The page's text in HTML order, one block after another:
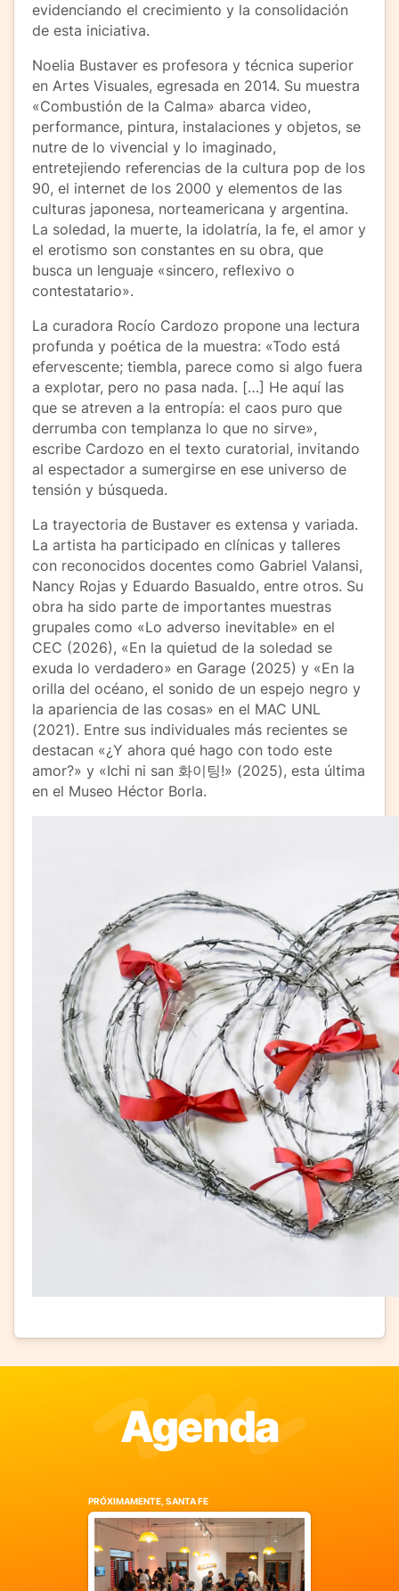
evidenciando el crecimiento y la consolidación
de esta iniciativa.
Noelia Bustaver es profesora y técnica superior
en Artes Visuales, egresada en 2014. Su muestra
«Combustión de la Calma» abarca video,
performance, pintura, instalaciones y objetos, se
nutre de lo vivencial y lo imaginado,
entretejiendo referencias de la cultura pop de los
90, el internet de los 2000 y elementos de las
culturas japonesa, norteamericana y argentina.
La soledad, la muerte, la idolatría, la fe, el amor y
el erotismo son constantes en su obra, que
busca un lenguaje «sincero, reflexivo o
contestatario».
La curadora Rocío Cardozo propone una lectura
profunda y poética de la muestra: «Todo está
efervescente; tiembla, parece como si algo fuera
a explotar, pero no pasa nada. […] He aquí las
que se atreven a la entropía: el caos puro que
derrumba con templanza lo que no sirve»,
escribe Cardozo en el texto curatorial, invitando
al espectador a sumergirse en ese universo de
tensión y búsqueda.
La trayectoria de Bustaver es extensa y variada.
La artista ha participado en clínicas y talleres
con reconocidos docentes como Gabriel Valansi,
Nancy Rojas y Eduardo Basualdo, entre otros. Su
obra ha sido parte de importantes muestras
grupales como «Lo adverso inevitable» en el
CEC (2026), «En la quietud de la soledad se
exuda lo verdadero» en Garage (2025) y «En la
orilla del océano, el sonido de un espejo negro y
la apariencia de las cosas» en el MAC UNL
(2021). Entre sus individuales más recientes se
destacan «¿Y ahora qué hago con todo este
amor?» y «Ichi ni san 화이팅!» (2025), esta última
en el Museo Héctor Borla.
Agenda
PRÓXIMAMENTE, SANTA FE